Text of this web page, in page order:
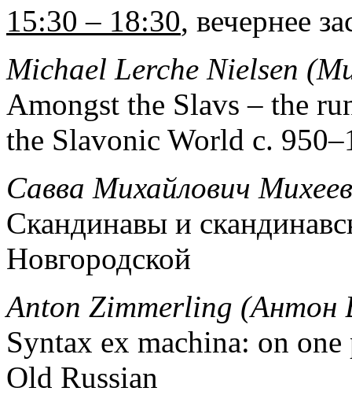
15:30 – 18:30, вечернее
Michael Lerche Nielsen
Amongst the Slavs – the
the Slavonic World c.
Савва Михайлович Михеев
Скандинавы и
Новгородской
Anton Zimmerling (Антон
Syntax ex machina: on
Old Russian